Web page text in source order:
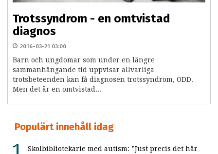
Trotssyndrom - en omtvistad
diagnos
2016-03-21 03:00
Barn och ungdomar som under en längre
sammanhängande tid uppvisar allvarliga
trotsbeteenden kan få diagnosen trotssyndrom, ODD.
Men det är en omtvistad...
Populärt innehåll idag
Skolbibliotekarie med autism: ”Just precis det här